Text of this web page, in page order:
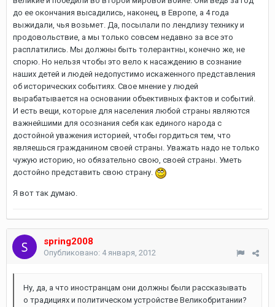
до ее окончания высадились, наконец, в Европе, а 4 года
выжидали, чья возьмет. Да, посылали по лендлизу технику и
продовольствие, а мы только совсем недавно за все это
расплатились. Мы должны быть толерантны, конечно же, не
спорю. Но нельзя чтобы это вело к насаждению в сознание
наших детей и людей недопустимо искаженного представления
об исторических событиях. Свое мнение у людей
вырабатывается на основании объективных фактов и событий.
И есть вещи, которые для населения любой страны являются
важнейшими для осознания себя как единого народа с
достойной уважения историей, чтобы гордиться тем, что
являешься гражданином своей страны. Уважать надо не только
чужую историю, но обязательно свою, своей страны. Уметь
достойно представить свою страну.
Я вот так думаю.
spring2008
Опубликовано: 4 января, 2012
Ну, да, а что иностранцам они должны были рассказывать
о традициях и политическом устройстве Великобритании?